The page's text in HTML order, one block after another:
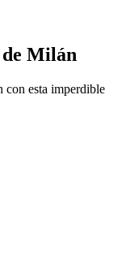
Milán
con esta imperdible